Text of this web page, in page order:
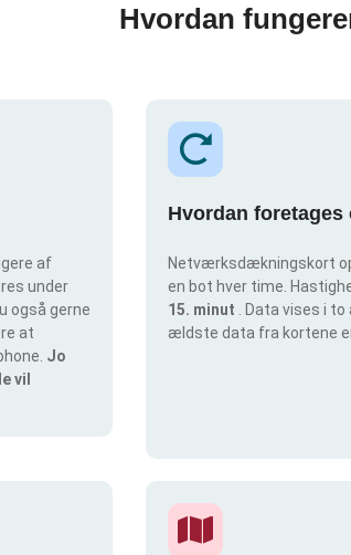
Hvordan
af
under
også gerne
at
Jo
vil
Hvordan foretages
Netværksdækningskort
en bot hver time.
15. minut
. Data vises i
ældste data fra kortene